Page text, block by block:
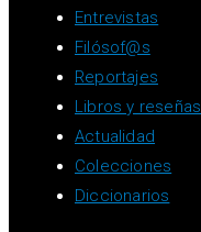
Entrevistas
Filósof@s
Reportajes
Libros y reseñas
Actualidad
Colecciones
Diccionarios